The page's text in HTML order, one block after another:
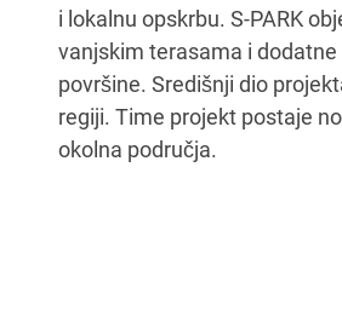
i lokalnu opskrbu. S-PARK
vanjskim terasama i
površine. Središnji dio
regiji. Time projekt postaje
okolna područja.